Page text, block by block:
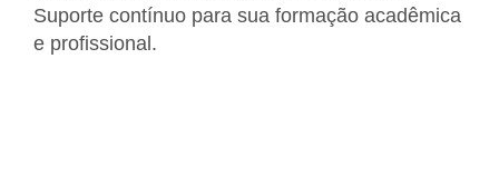
Suporte contínuo para sua formação acadêmica
e profissional.